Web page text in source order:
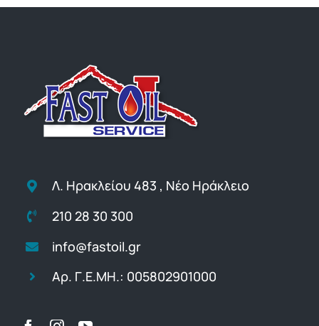
Λ. Ηρακλείου 483 , Νέο Ηράκλειο
210 28 30 300
info@fastoil.gr
Αρ. Γ.Ε.ΜΗ.: 005802901000